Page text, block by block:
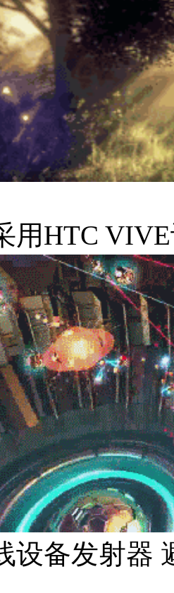
HTC VIVE
备发射器